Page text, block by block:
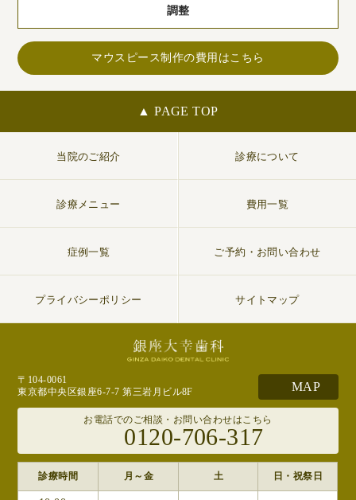
調整
マウスピース制作の費用はこちら
▲ PAGE TOP
当院のご紹介 診療について
診療メニュー 費用一覧
症例一覧 ご予約・お問い合わせ
プライバシーポリシー サイトマップ
〒104-0061
東京都中央区銀座6-7-7 第三岩月ビル8F
MAP
お電話でのご相談・お問い合わせはこちら
0120-706-317
診療時間 月～金 土 日・祝祭日